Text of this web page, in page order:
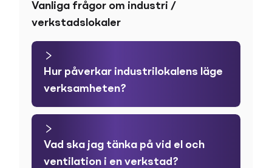
Vanliga frågor om industri /
verkstadslokaler
Hur påverkar industrilokalens läge
verksamheten?
Vad ska jag tänka på vid el och
ventilation i en verkstad?